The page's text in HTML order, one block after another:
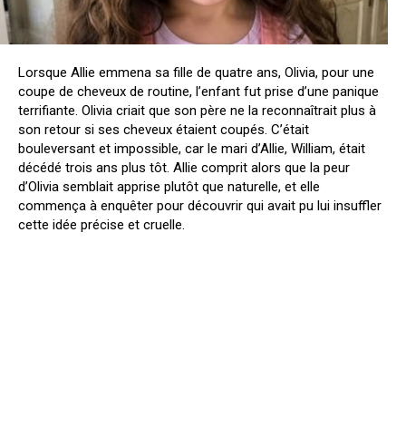
Lorsque Allie emmena sa fille de quatre ans, Olivia, pour une
coupe de cheveux de routine, l’enfant fut prise d’une panique
terrifiante. Olivia criait que son père ne la reconnaîtrait plus à
son retour si ses cheveux étaient coupés. C’était
bouleversant et impossible, car le mari d’Allie, William, était
décédé trois ans plus tôt. Allie comprit alors que la peur
d’Olivia semblait apprise plutôt que naturelle, et elle
commença à enquêter pour découvrir qui avait pu lui insuffler
cette idée précise et cruelle.